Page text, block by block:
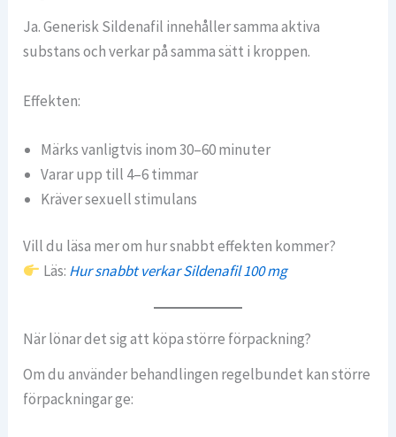
Ja. Generisk Sildenafil innehåller samma aktiva
substans och verkar på samma sätt i kroppen.
Effekten:
Märks vanligtvis inom 30–60 minuter
Varar upp till 4–6 timmar
Kräver sexuell stimulans
Vill du läsa mer om hur snabbt effekten kommer?
Läs: Hur snabbt verkar Sildenafil 100 mg
När lönar det sig att köpa större förpackning?
Om du använder behandlingen regelbundet kan större
förpackningar ge: